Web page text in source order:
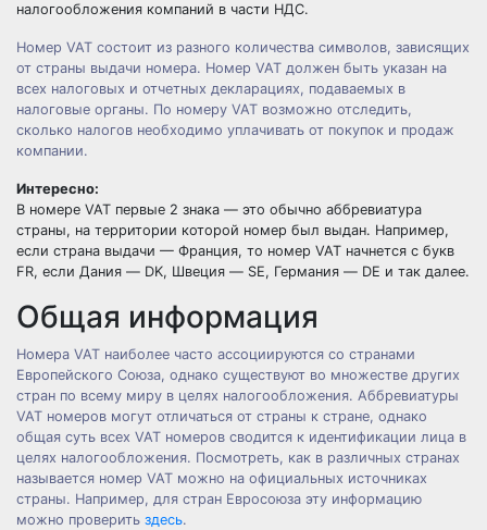
налогообложения компаний в части НДС.
Номер VAT состоит из разного количества символов, зависящих
от страны выдачи номера. Номер VAT должен быть указан на
всех налоговых и отчетных декларациях, подаваемых в
налоговые органы. По номеру VAT возможно отследить,
сколько налогов необходимо уплачивать от покупок и продаж
компании.
Интересно:
В номере VAT первые 2 знака — это обычно аббревиатура
страны, на территории которой номер был выдан. Например,
если страна выдачи — Франция, то номер VAT начнется с букв
FR, если Дания — DK, Швеция — SE, Германия — DE и так далее.
Общая информация
Номера VAT наиболее часто ассоциируются со странами
Европейского Союза, однако существуют во множестве других
стран по всему миру в целях налогообложения. Аббревиатуры
VAT номеров могут отличаться от страны к стране, однако
общая суть всех VAT номеров сводится к идентификации лица в
целях налогообложения. Посмотреть, как в различных странах
называется номер VAT можно на официальных источниках
страны. Например, для стран Евросоюза эту информацию
можно проверить здесь.